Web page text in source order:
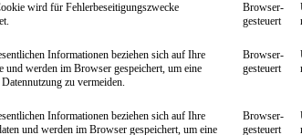
wird für Fehlerbeseitigungszwecke
Browser-
gesteuert
Informationen beziehen sich auf Ihre
und werden im Browser gespeichert, um eine
zu vermeiden.
Browser-
gesteuert
Informationen beziehen sich auf Ihre
und werden im Browser gespeichert, um eine
Browser-
gesteuert